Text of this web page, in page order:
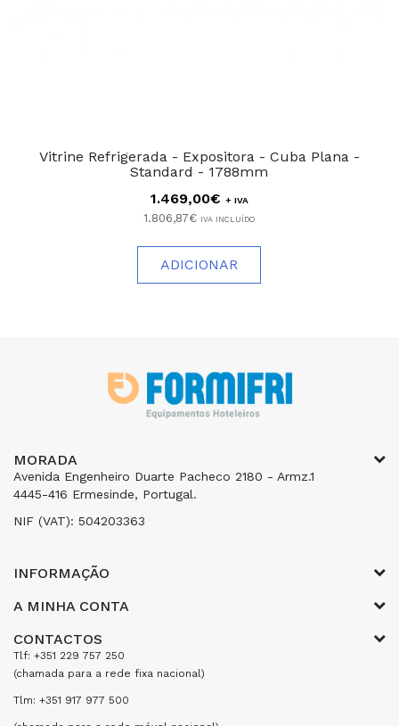
Vitrine Refrigerada - Expositora - Cuba Plana -
Standard - 1788mm
1.469,00€ + IVA
1.806,87€ IVA INCLUÍDO
ADICIONAR
MORADA
Avenida Engenheiro Duarte Pacheco 2180 - Armz.1
4445-416 Ermesinde, Portugal.
NIF (VAT): 504203363
INFORMAÇÃO
A MINHA CONTA
CONTACTOS
Tlf: +351 229 757 250
(chamada para a rede fixa nacional)
Tlm: +351 917 977 500